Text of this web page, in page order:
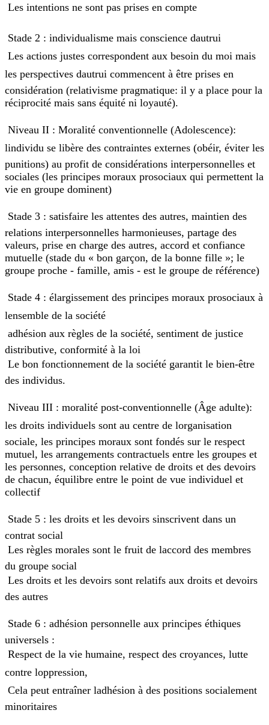
 Les intentions ne sont pas prises en compte
 Stade 2 : individualisme mais conscience dautrui
 Les actions justes correspondent aux besoin du moi mais
les perspectives dautrui commencent à être prises en
considération (relativisme pragmatique: il y a place pour la
réciprocité mais sans équité ni loyauté).
 Niveau II : Moralité conventionnelle (Adolescence):
lindividu se libère des contraintes externes (obéir, éviter les
punitions) au profit de considérations interpersonnelles et
sociales (les principes moraux prosociaux qui permettent la
vie en groupe dominent)
 Stade 3 : satisfaire les attentes des autres, maintien des
relations interpersonnelles harmonieuses, partage des
valeurs, prise en charge des autres, accord et confiance
mutuelle (stade du « bon garçon, de la bonne fille »; le
groupe proche - famille, amis - est le groupe de référence)
 Stade 4 : élargissement des principes moraux prosociaux à
lensemble de la société
 adhésion aux règles de la société, sentiment de justice
distributive, conformité à la loi
 Le bon fonctionnement de la société garantit le bien-être
des individus.
 Niveau III : moralité post-conventionnelle (Âge adulte):
les droits individuels sont au centre de lorganisation
sociale, les principes moraux sont fondés sur le respect
mutuel, les arrangements contractuels entre les groupes et
les personnes, conception relative de droits et des devoirs
de chacun, équilibre entre le point de vue individuel et
collectif
 Stade 5 : les droits et les devoirs sinscrivent dans un
contrat social
 Les règles morales sont le fruit de laccord des membres
du groupe social
 Les droits et les devoirs sont relatifs aux droits et devoirs
des autres
 Stade 6 : adhésion personnelle aux principes éthiques
universels :
 Respect de la vie humaine, respect des croyances, lutte
contre loppression,
 Cela peut entraîner ladhésion à des positions socialement
minoritaires